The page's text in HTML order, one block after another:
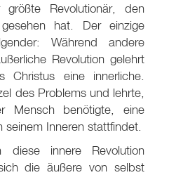
Revolutionär, den
hat. Der einzige
Während andere
Revolution gelehrt
Christus eine innerliche.
des Problems und lehrte,
Mensch benötigte, eine
seinem Inneren stattfindet.
diese innere Revolution
die äußere von selbst